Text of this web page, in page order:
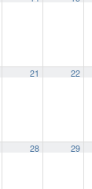
21 22
28 29